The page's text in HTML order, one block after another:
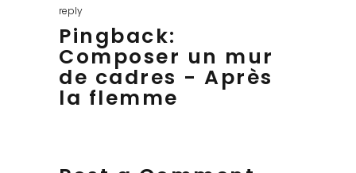
reply
Pingback:
Composer un mur
de cadres - Après
la flemme